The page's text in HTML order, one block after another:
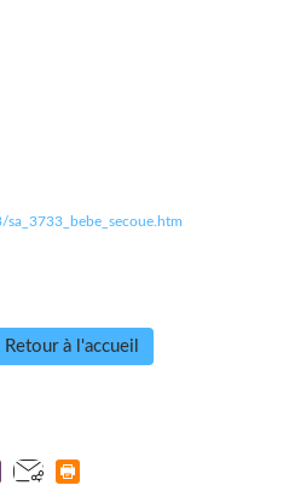
Retour à l'accueil